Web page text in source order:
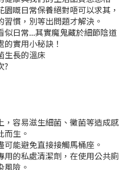
嘅日常保養絕對唔可以求其，
慣，別等出問題才解決。
似日常...其實魔鬼藏於細節陰道
實用小秘訣！
長的溫床
?
，容易滋生細菌、黴菌等造成感
而生。
能避免直接接觸馬桶座。
用的私處清潔劑，在使用公共廁
風險。